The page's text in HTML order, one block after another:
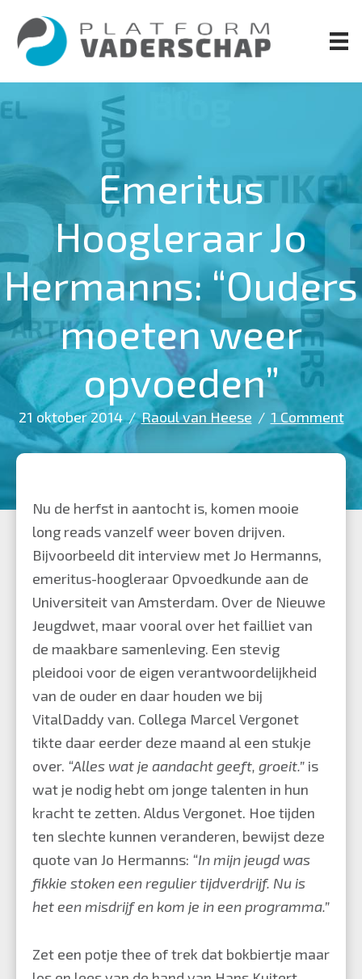
naar
hoofd
inhoud
Emeritus
Hoogleraar Jo
Hermanns: “Ouders
moeten weer
opvoeden”
21 oktober 2014/Raoul van Heese / 1 Comment
Nu de herfst in aantocht is, komen mooie
long reads vanzelf weer boven drijven.
Bijvoorbeeld dit interview met Jo Hermanns,
emeritus-hoogleraar Opvoedkunde aan de
Universiteit van Amsterdam. Over de Nieuwe
Jeugdwet, maar vooral over het failliet van
de maakbare samenleving. Een stevig
pleidooi voor de eigen verantwoordelijkheid
van de ouder en daar houden we bij
VitalDaddy van. Collega Marcel Vergonet
tikte daar eerder deze maand al een stukje
over. “Alles wat je aandacht geeft, groeit.” is
wat je nodig hebt om jonge talenten in hun
kracht te zetten. Aldus Vergonet. Hoe tijden
ten slechte kunnen veranderen, bewijst deze
quote van Jo Hermanns: “In mijn jeugd was
fikkie stoken een regulier tijdverdrijf. Nu is
het een misdrijf en kom je in een programma.”
Zet een potje thee of trek dat bokbiertje maar